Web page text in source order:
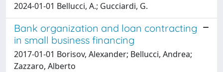
2024-01-01 Bellucci, A.; Gucciardi, G.
Bank organization and loan contracting
in small business financing
2017-01-01 Borisov, Alexander; Bellucci, Andrea;
Zazzaro, Alberto